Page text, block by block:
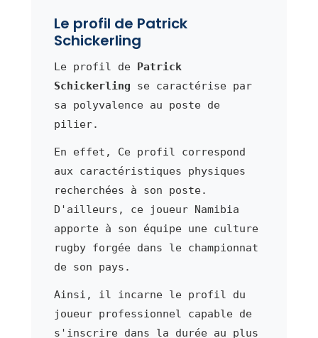
Le profil de Patrick
Schickerling
Le profil de Patrick
Schickerling se caractérise par
sa polyvalence au poste de
pilier.
En effet, Ce profil correspond
aux caractéristiques physiques
recherchées à son poste.
D'ailleurs, ce joueur Namibia
apporte à son équipe une culture
rugby forgée dans le championnat
de son pays.
Ainsi, il incarne le profil du
joueur professionnel capable de
s'inscrire dans la durée au plus